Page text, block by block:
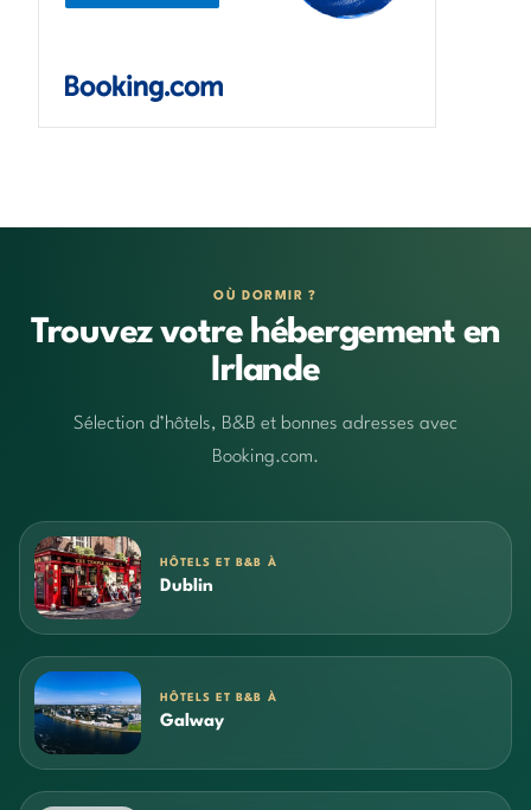
OÙ DORMIR ?
Trouvez votre hébergement en
Irlande
Sélection d’hôtels, B&B et bonnes adresses avec
Booking.com.
HÔTELS ET B&B À
Dublin
HÔTELS ET B&B À
Galway